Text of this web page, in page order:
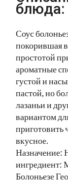
блюда:
Соус
покорившая
простотой
ароматные
густой и
пастой, но
лазаньи и
вариантом
приготовить
вкусное.
Назначение:
ингредиент:
Болоньезе